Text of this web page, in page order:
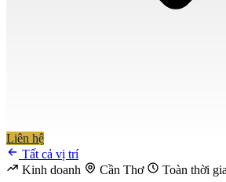
Liên hệ
Tất cả vị trí
Kinh doanh
Cần Thơ Toàn thời